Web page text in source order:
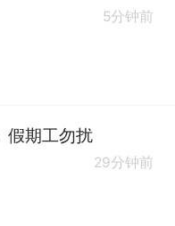
5分钟前
假期工勿扰
29分钟前